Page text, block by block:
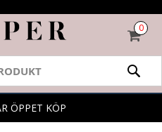
0
ÖPPET KÖP